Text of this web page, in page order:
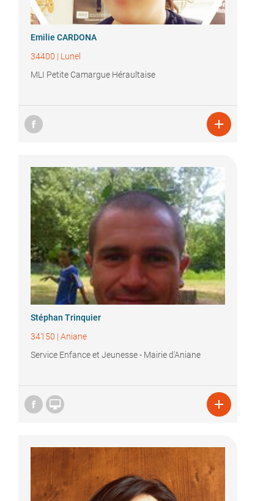
Emilie CARDONA
34400 | Lunel
MLI Petite Camargue Héraultaise

Stéphan Trinquier
34150 | Aniane
Service Enfance et Jeunesse - Mairie d'Aniane
 